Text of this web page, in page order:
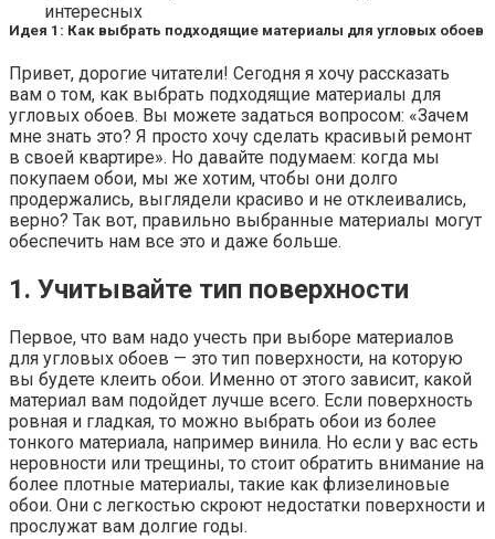
Идея 1: Как выбрать подходящие материалы для угловых обоев
Привет, дорогие читатели! Сегодня я хочу рассказать
вам о том, как выбрать подходящие материалы для
угловых обоев. Вы можете задаться вопросом: «Зачем
мне знать это? Я просто хочу сделать красивый ремонт
в своей квартире». Но давайте подумаем: когда мы
покупаем обои, мы же хотим, чтобы они долго
продержались, выглядели красиво и не отклеивались,
верно? Так вот, правильно выбранные материалы могут
обеспечить нам все это и даже больше.
1. Учитывайте тип поверхности
Первое, что вам надо учесть при выборе материалов
для угловых обоев — это тип поверхности, на которую
вы будете клеить обои. Именно от этого зависит, какой
материал вам подойдет лучше всего. Если поверхность
ровная и гладкая, то можно выбрать обои из более
тонкого материала, например винила. Но если у вас есть
неровности или трещины, то стоит обратить внимание на
более плотные материалы, такие как флизелиновые
обои. Они с легкостью скроют недостатки поверхности и
прослужат вам долгие годы.